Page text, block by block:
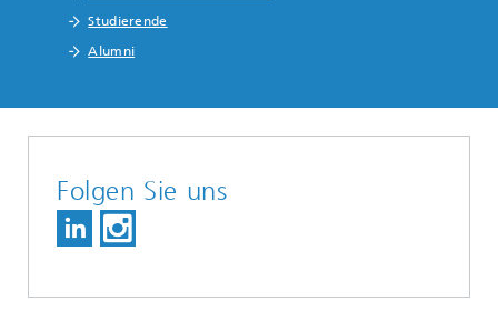
Studierende
Alumni
Folgen Sie uns